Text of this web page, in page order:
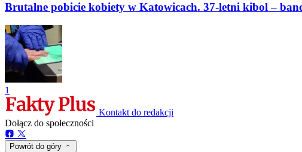
Brutalne pobicie kobiety w Katowicach. 37-letni kibol –
1
Kontakt do redakcji
Dołącz do społeczności
Powrót do góry